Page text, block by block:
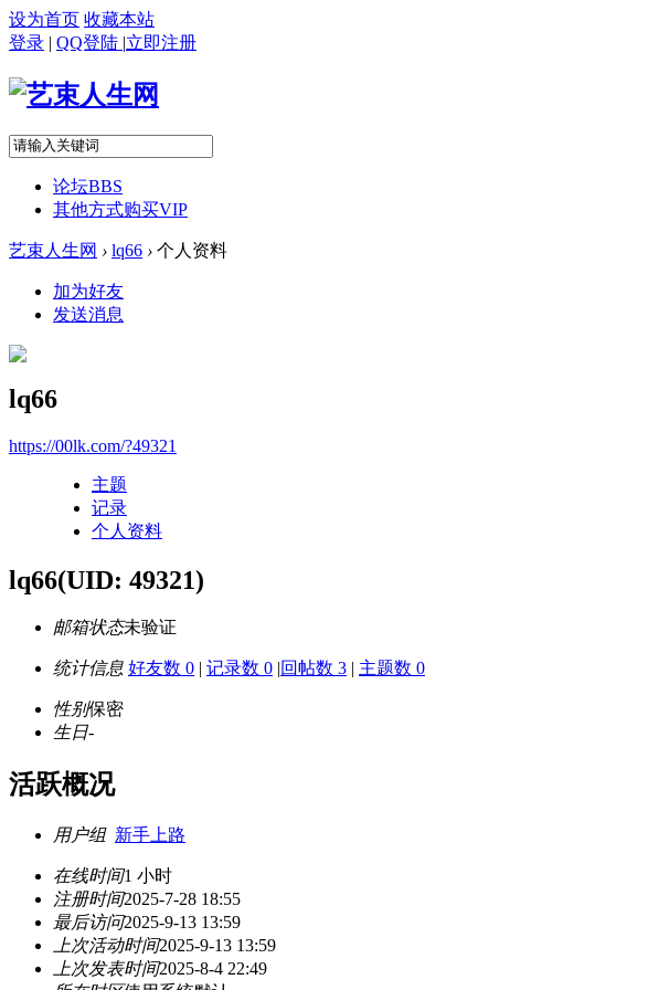
设为首页 收藏本站
登录 | QQ登陆 |立即注册
论坛BBS
其他方式购买VIP
艺束人生网 › lq66 › 个人资料
加为好友
发送消息
lq66
https://00lk.com/?49321
主题
记录
个人资料
lq66(UID: 49321)
邮箱状态未验证
统计信息 好友数 0 | 记录数 0 |回帖数 3 | 主题数 0
性别保密
生日-
活跃概况
用户组 新手上路
在线时间1 小时
注册时间2025-7-28 18:55
最后访问2025-9-13 13:59
上次活动时间2025-9-13 13:59
上次发表时间2025-8-4 22:49